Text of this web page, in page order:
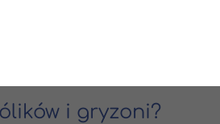
i gryzoni?